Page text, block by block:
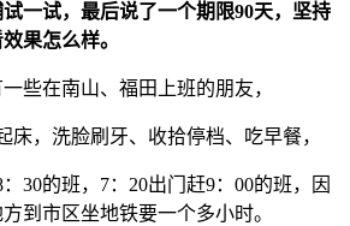
一试，最后说了一个期限90天，坚持
果怎么样。
些在南山、福田上班的朋友，
床，洗脸刷牙、收拾停档、吃早餐，
30的班，7：20出门赶9：00的班，因
到市区坐地铁要一个多小时。